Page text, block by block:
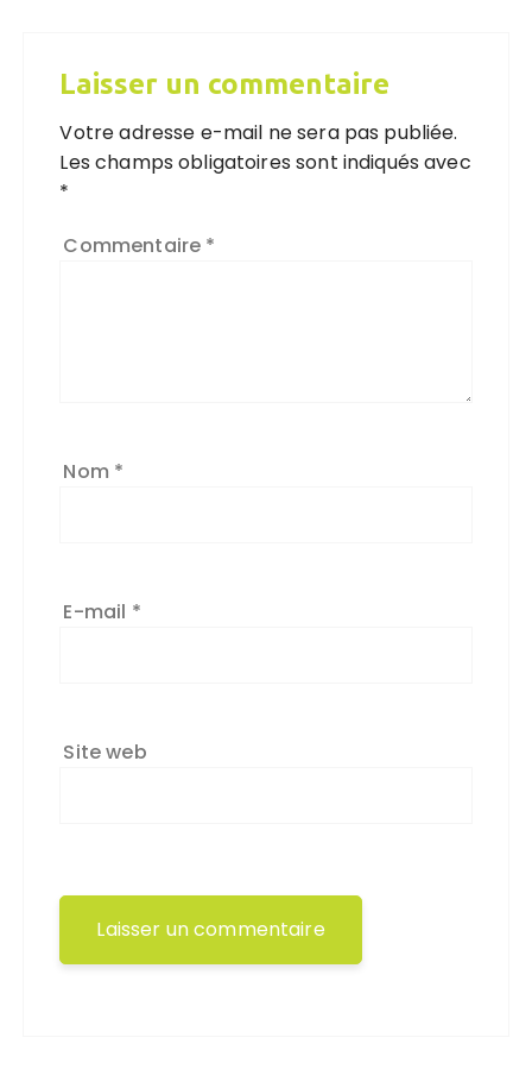
Laisser un commentaire
Votre adresse e-mail ne sera pas publiée.
Les champs obligatoires sont indiqués avec
*
Commentaire *
Nom *
E-mail *
Site web